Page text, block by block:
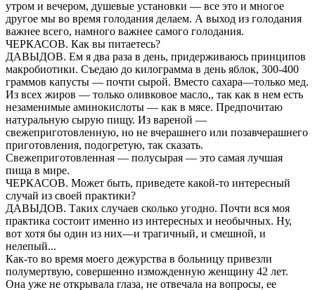
утром и вечером, душевые установки — все это и многое
другое мы во время голодания делаем. А выход из голодания
важнее всего, намного важнее самого голодания.
ЧЕРКАСОВ. Как вы питаетесь?
ДАВЫДОВ. Ем я два раза в день, придерживаюсь принципов
макробиотики. Съедаю до килограмма в день яблок, 300-400
граммов капусты — почти сырой. Вместо сахара—только мед.
Из всех жиров — только оливковое масло,, так как в нем есть
незаменимые аминокислоты — как в мясе. Предпочитаю
натуральную сырую пищу. Из вареной —
свежеприготовленную, но не вчерашнего или позавчерашнего
приготовления, подогретую, так сказать.
Свежеприготовленная — полусырая — это самая лучшая
пища в мире.
ЧЕРКАСОВ. Может быть, приведете какой-то интересный
случай из своей практики?
ДАВЫДОВ. Таких случаев сколько угодно. Почти вся моя
практика состоит именно из интересных и необычных. Ну,
вот хотя бы один из них—и трагичный, и смешной, и
нелепый...
Как-то во время моего дежурства в больницу привезли
полумертвую, совершенно изможденную женщину 42 лет.
Она уже не открывала глаза, не отвечала на вопросы, ее